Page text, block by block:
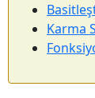
Karma